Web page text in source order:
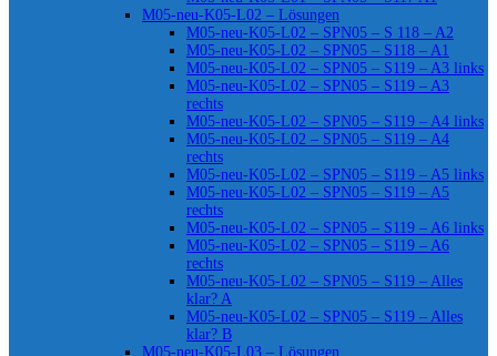
M05-neu-K05-L02 – Lösungen
M05-neu-K05-L02 – SPN05 – S 118 – A2
M05-neu-K05-L02 – SPN05 – S118 – A1
M05-neu-K05-L02 – SPN05 – S119 – A3 links
M05-neu-K05-L02 – SPN05 – S119 – A3
rechts
M05-neu-K05-L02 – SPN05 – S119 – A4 links
M05-neu-K05-L02 – SPN05 – S119 – A4
rechts
M05-neu-K05-L02 – SPN05 – S119 – A5 links
M05-neu-K05-L02 – SPN05 – S119 – A5
rechts
M05-neu-K05-L02 – SPN05 – S119 – A6 links
M05-neu-K05-L02 – SPN05 – S119 – A6
rechts
M05-neu-K05-L02 – SPN05 – S119 – Alles
klar? A
M05-neu-K05-L02 – SPN05 – S119 – Alles
klar? B
M05-neu-K05-L03 – Lösungen